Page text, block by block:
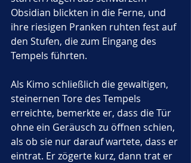
Obsidian blickten in die Ferne, und
ihre riesigen Pranken ruhten fest auf
den Stufen, die zum Eingang des
Tempels führten.
Als Kimo schließlich die gewaltigen,
steinernen Tore des Tempels
erreichte, bemerkte er, dass die Tür
ohne ein Geräusch zu öffnen schien,
als ob sie nur darauf wartete, dass er
eintrat. Er zögerte kurz, dann trat er